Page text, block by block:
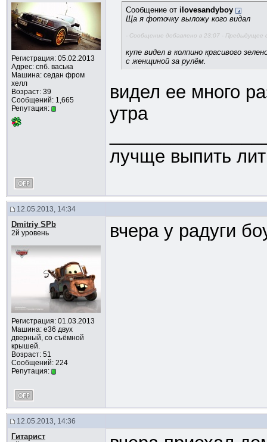
Регистрация: 05.02.2013
Адрес: спб. васька
Машина: седан фром
хелл
Возраст: 39
Сообщений: 1,665
Репутация:
Сообщение от ilovesandyboy
Ща я фоточку выложу кого видал
- Сообщение добавлено в 23:07 - Предыдущее
купе видел в колпино красивого
с женщиной за рулём.
видел ее много
утра
лучще выпить
12.05.2013, 14:34
Dmitriy SPb
2й уровень
Регистрация: 01.03.2013
Машина: e36 двух
дверный, со съёмной
крышей.
Возраст: 51
Сообщений: 224
Репутация:
вчера у радуги
12.05.2013, 14:36
Гитарист